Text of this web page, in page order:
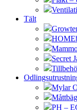
Tält
Secret
Mylar
PH –